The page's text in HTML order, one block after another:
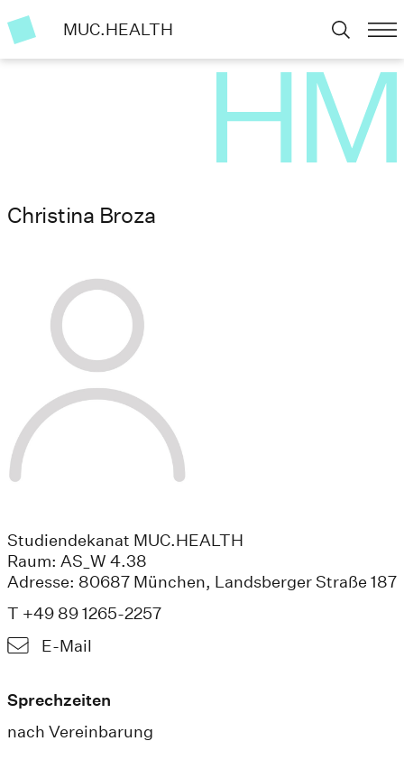
MUC.HEALTH
Christina Broza
Studiendekanat MUC.HEALTH
Raum: AS_W 4.38
Adresse: 80687 München, Landsberger Straße 187
T +49 89 1265-2257
E-Mail
Sprechzeiten
nach Vereinbarung